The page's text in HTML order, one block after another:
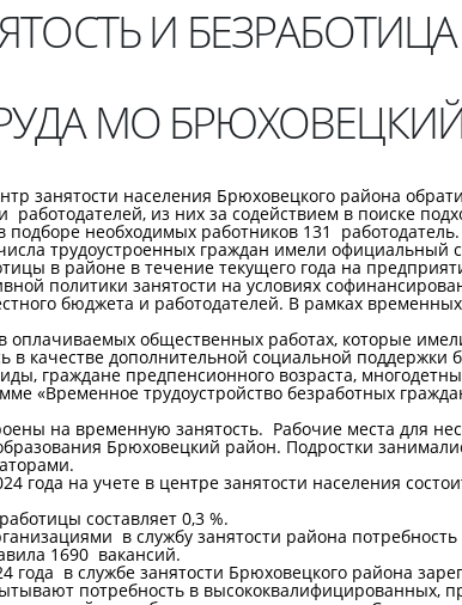
И БЕЗРАБОТИЦА
МО
населения Брюховецкого района
работодателей, из них за содействием в поиске
подборе необходимых работников 131
трудоустроенных граждан имели официальный
в районе в течение текущего года на
политики занятости на условиях
бюджета и работодателей. В рамках
общественных работах, которые
в качестве дополнительной социальной поддержки
граждане предпенсионного возраста,
«Временное трудоустройство безработных
на временную занятость. Рабочие места для
Брюховецкий район. Подростки
на учете в центре занятости населения
составляет 0,3 %.
в службу занятости района потребность
1690 вакансий.
в службе занятости Брюховецкого района
потребность в высококвалифицированных,